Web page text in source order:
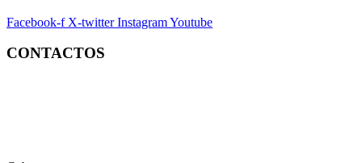
Facebook-f X-twitter InstagramYoutube
CONTACTOS